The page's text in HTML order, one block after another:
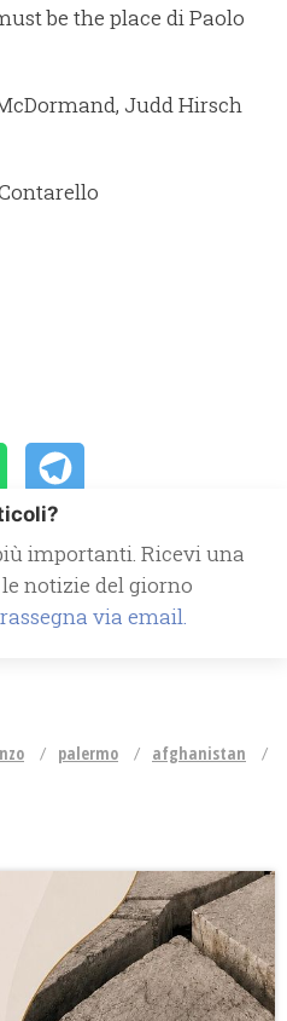
be the place di Paolo
Judd Hirsch
importanti. Ricevi una
notizie del giorno
via email.
palermo
afghanistan